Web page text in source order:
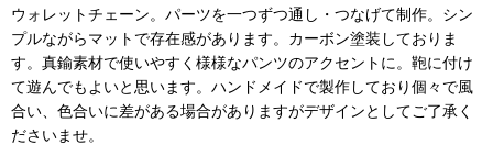
ウォレットチェーン。パーツを一つずつ通し・つなげて制作。シン
プルながらマットで存在感があります。カーボン塗装しておりま
す。真鍮素材で使いやすく様様なパンツのアクセントに。鞄に付け
て遊んでもよいと思います。ハンドメイドで製作しており個々で風
合い、色合いに差がある場合がありますがデザインとしてご了承く
ださいませ。